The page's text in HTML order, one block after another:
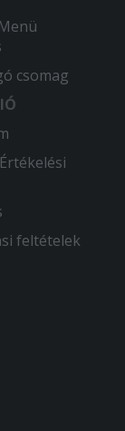
az
már
csomag
feltételek